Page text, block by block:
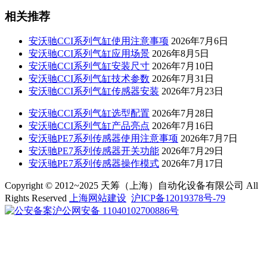
相关推荐
安沃驰CCI系列气缸使用注意事项 2026年7月6日
安沃驰CCI系列气缸应用场景 2026年8月5日
安沃驰CCI系列气缸安装尺寸 2026年7月10日
安沃驰CCI系列气缸技术参数 2026年7月31日
安沃驰CCI系列气缸传感器安装 2026年7月23日
安沃驰CCI系列气缸选型配置 2026年7月28日
安沃驰CCI系列气缸产品亮点 2026年7月16日
安沃驰PE7系列传感器使用注意事项 2026年7月7日
安沃驰PE7系列传感器开关功能 2026年7月29日
安沃驰PE7系列传感器操作模式 2026年7月17日
Copyright © 2012~2025 天筹（上海）自动化设备有限公司 All
Rights Reserved 上海网站建设 沪ICP备12019378号-79
沪公网安备 11040102700886号